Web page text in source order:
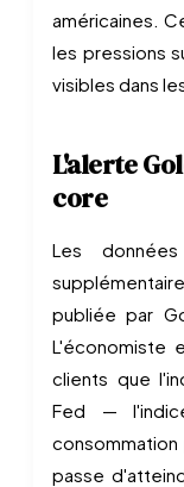
américaines.
les pressions
visibles dans
L'alerte
core
Les
publiée par
L'économiste
clients que
Fed —
passe